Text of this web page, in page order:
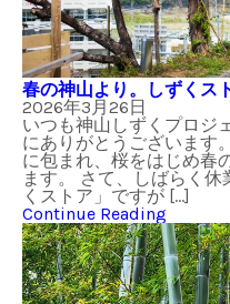
春の神山より。しずくス
2026年3月26日
いつも神山しずくプロジ
にありがとうございます
に包まれ、桜をはじめ春
ます。 さて、しばらく
くストア」ですが […]
Continue Reading